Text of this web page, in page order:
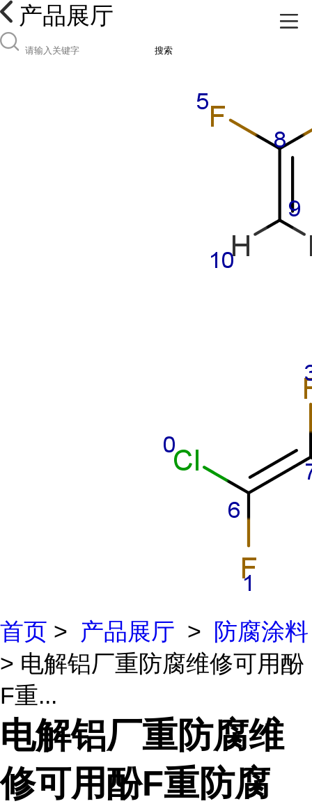
产品展厅
搜索
首页 > 产品展厅 >
防腐涂料
> 电解铝厂重防腐维修可用酚
F重...
电解铝厂重防腐维
修可用酚F重防腐